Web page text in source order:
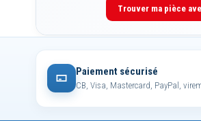
Trouver ma pièce
Paiement sécurisé
CB, Visa, Mastercard, PayPal,